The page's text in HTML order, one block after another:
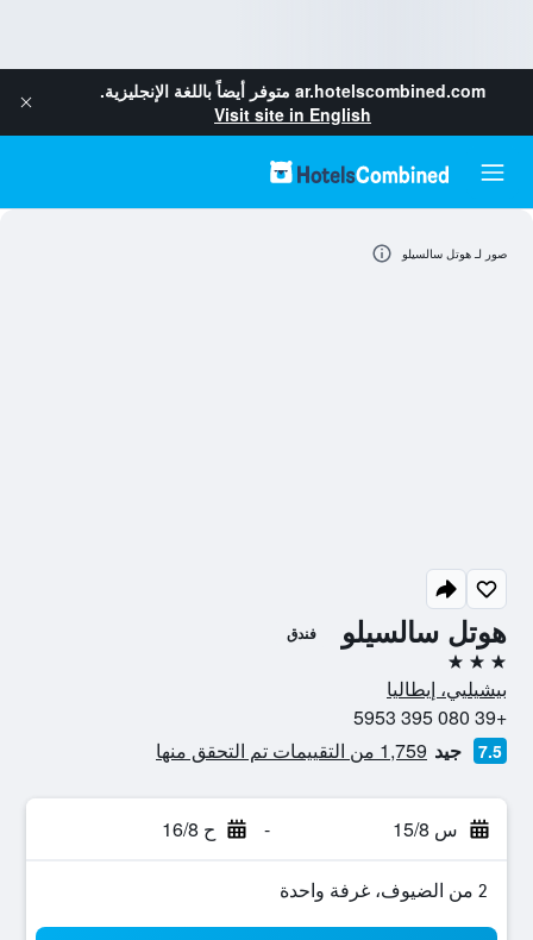
ar.hotelscombined.com متوفر أيضاً باللغة الإنجليزية.
Visit site in English
هوتل سالسيلو فندق
3 نجوم
بيشيليي، إيطاليا
+39 080 395 5953
7.5 جيد 1,759 من التقييمات تم التحقق منها
س 15/8 - ح 16/8
2 من الضيوف، غرفة واحدة
صور لـ هوتل سالسيلو